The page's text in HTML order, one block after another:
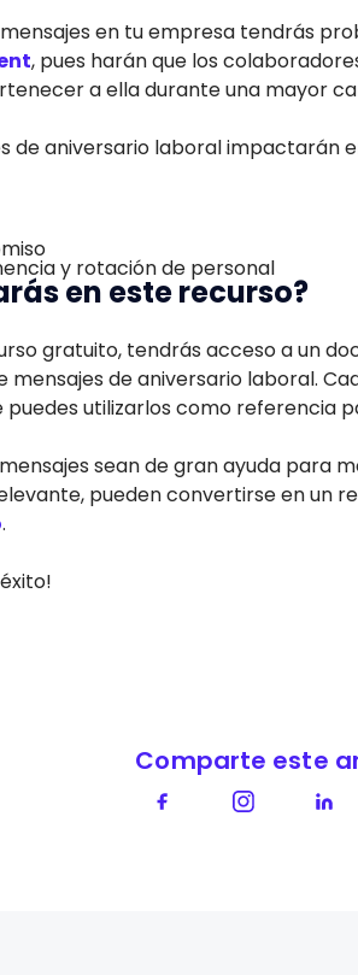
en tu empresa tendrás
, pues harán que los
a ella durante una mayor
de aniversario laboral impactarán
y rotación de personal
en este recurso?
gratuito, tendrás acceso a un
de aniversario laboral.
puedes utilizarlos como referencia
sean de gran ayuda para
pueden convertirse en un
.
Comparte este